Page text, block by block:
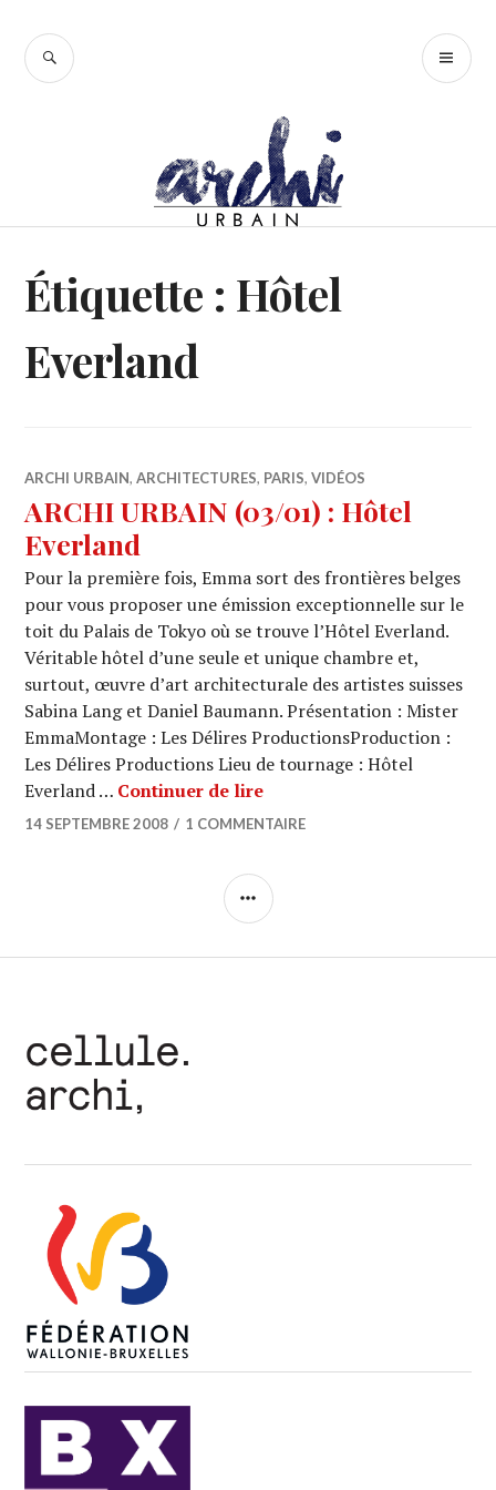
contenu
RECHERCHE
Étiquette : Hôtel
Everland
ARCHI URBAIN,ARCHITECTURES, PARIS,VIDÉOS
ARCHI URBAIN (03/01) : Hôtel
Everland
Pour la première fois, Emma sort des frontières belges
pour vous proposer une émission exceptionnelle sur le
toit du Palais de Tokyo où se trouve l’Hôtel Everland.
Véritable hôtel d’une seule et unique chambre et,
surtout, œuvre d’art architecturale des artistes suisses
Sabina Lang et Daniel Baumann. Présentation : Mister
EmmaMontage : Les Délires ProductionsProduction :
Les Délires Productions Lieu de tournage : Hôtel
Everland … Continuer de lireARCHI URBAIN (03/01) :
14 SEPTEMBRE 2008 1 COMMENTAIRE
COLONNE